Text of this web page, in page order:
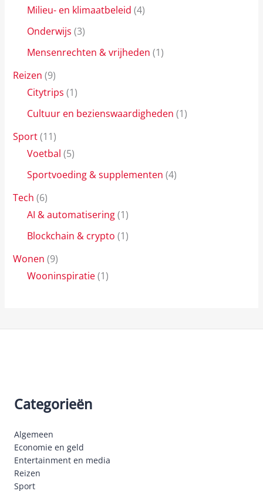
Milieu- en klimaatbeleid (4)
Onderwijs (3)
Mensenrechten & vrijheden (1)
Reizen (9)
Citytrips (1)
Cultuur en bezienswaardigheden (1)
Sport(11)
Voetbal (5)
Sportvoeding & supplementen (4)
Tech (6)
AI & automatisering(1)
Blockchain & crypto (1)
Wonen (9)
Wooninspiratie(1)
Categorieën
Algemeen
Economie en geld
Entertainment en media
Reizen
Sport